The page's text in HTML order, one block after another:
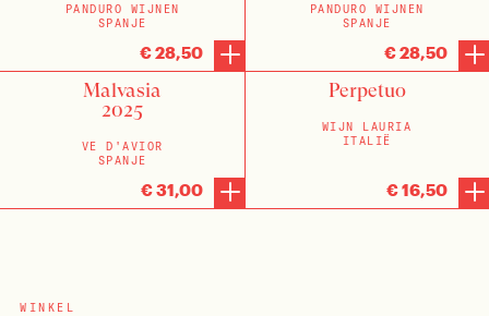
PANDURO WIJNEN
SPANJE
€ 28,50
PANDURO WIJNEN
SPANJE
€ 28,50
Malvasia
2025
VE D'AVIOR
SPANJE
€ 31,00
Perpetuo
WIJN LAURIA
ITALIË
€ 16,50
WINKEL